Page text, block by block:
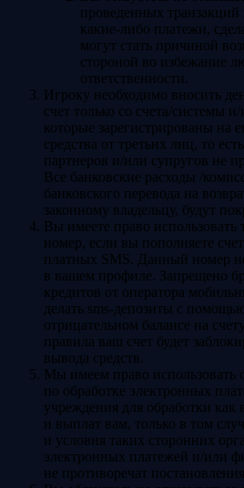
проведенных транзакций
какие-либо платежи,
могут стать причиной
стороной во избежание
ответственности.
Игроку необходимо вносить
счет только со счета/системы
которые зарегистрированы на
средства от третьих лиц, то
партнеров и/или супругов не
Все банковские расходы /
банковского перевода на
законному владельцу, будут
Вы имеете право
номер, если вы пополняете
платных SMS. Данный номер
в вашем профиле. Запрещено
кредитов от оператора
делать sms-депозиты с
отрицательном балансе на
правила ваш счет будет
вывода средств.
Мы имеем право использовать
по обработке электронных
учреждения для обработки как
и выплат вам, только в том
и условия таких сторонних
электронных платежей и/или
не противоречат